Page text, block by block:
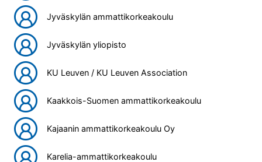
Jyväskylän ammattikorkeakoulu
Jyväskylän yliopisto
KU Leuven / KU Leuven Association
Kaakkois-Suomen ammattikorkeakoulu
Kajaanin ammattikorkeakoulu Oy
Karelia-ammattikorkeakoulu